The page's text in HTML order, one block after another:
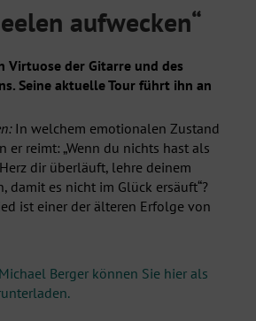
aufwecken“
Virtuose der Gitarre und des
Seine aktuelle Tour führt ihn an
In welchem emotionalen Zustand
er reimt: „Wenn du nichts hast als
dir überläuft, lehre deinem
damit es nicht im Glück ersäuft“?
ist einer der älteren Erfolge von
Berger können Sie hier als